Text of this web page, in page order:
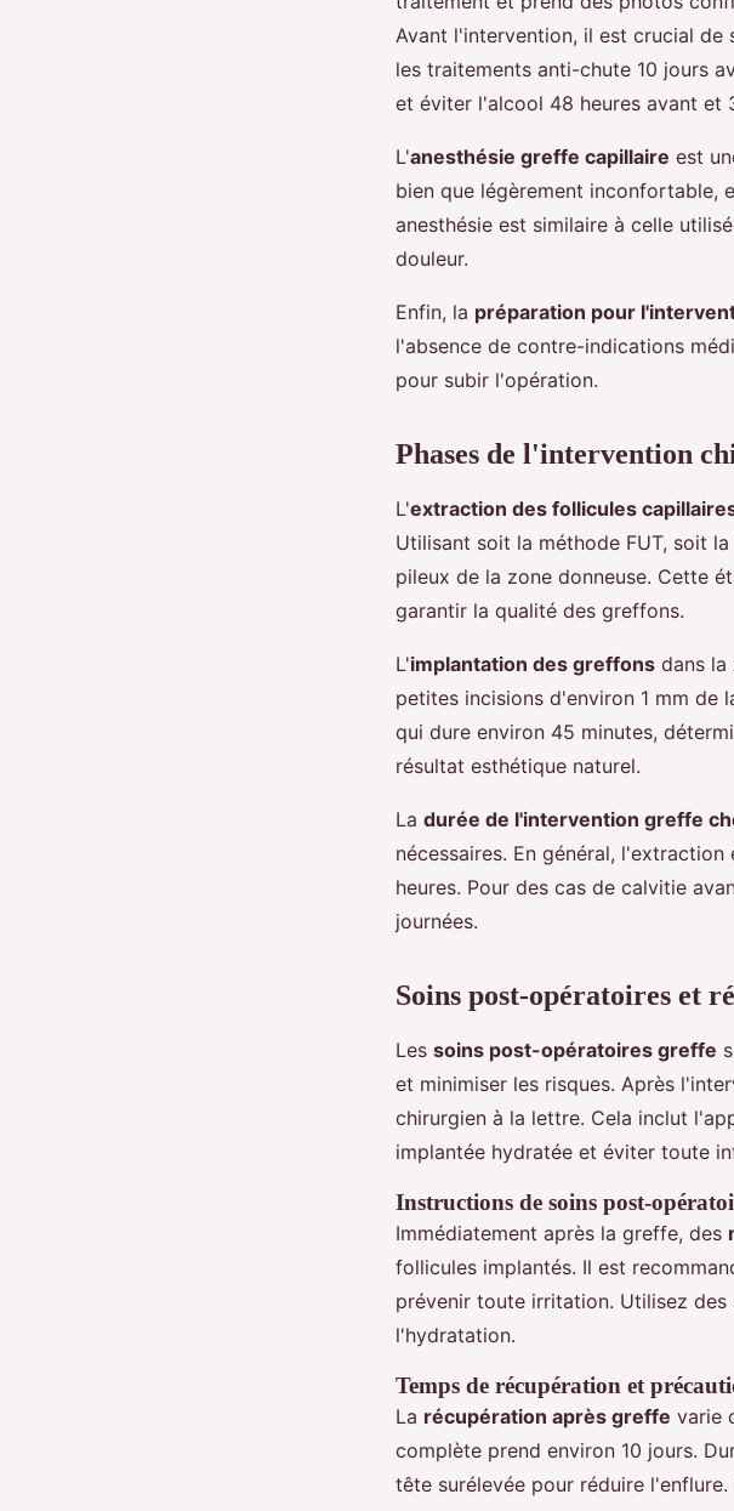
Avant l'intervention, il est crucial de
les traitements anti-chute 10 jours
et éviter l'alcool 48 heures avant et
L'anesthésie greffe capillaire est
bien que légèrement inconfortable,
anesthésie est similaire à celle
douleur.
Enfin, la préparation pour
l'absence de contre-indications
pour subir l'opération.
Phases de l'intervention
L'extraction des follicules
Utilisant soit la méthode FUT, soit
pileux de la zone donneuse. Cette
garantir la qualité des greffons.
L'implantation des greffons dans la
petites incisions d'environ 1 mm de
qui dure environ 45 minutes,
résultat esthétique naturel.
La durée de l'intervention greffe
nécessaires. En général,
heures. Pour des cas de calvitie
journées.
Soins post-opératoires et
Les soins post-opératoires greffe
et minimiser les risques. Après
chirurgien à la lettre. Cela inclut
implantée hydratée et éviter toute
Instructions de soins post-
Immédiatement après la greffe, des
follicules implantés. Il est
prévenir toute irritation. Utilisez
l'hydratation.
Temps de récupération et
La récupération après greffe varie
complète prend environ 10 jours.
tête surélevée pour réduire